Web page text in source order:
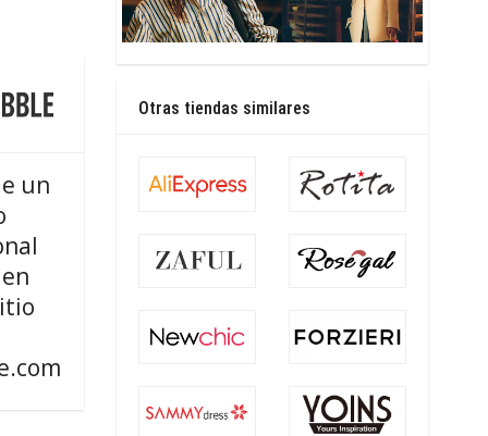
un
Otras tiendas similares